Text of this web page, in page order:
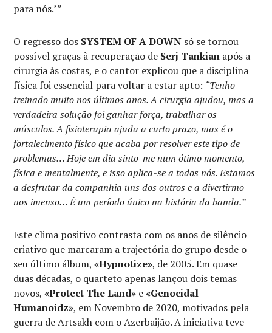
para nós.’”
O regresso dos SYSTEM OF A DOWN só se tornou
possível graças à recuperação de Serj Tankian após a
cirurgia às costas, e o cantor explicou que a disciplina
física foi essencial para voltar a estar apto: “Tenho
treinado muito nos últimos anos. A cirurgia ajudou, mas a
verdadeira solução foi ganhar força, trabalhar os
músculos. A fisioterapia ajuda a curto prazo, mas é o
fortalecimento físico que acaba por resolver este tipo de
problemas… Hoje em dia sinto-me num ótimo momento,
física e mentalmente, e isso aplica-se a todos nós. Estamos
a desfrutar da companhia uns dos outros e a divertirmo-
nos imenso… É um período único na história da banda.”
Este clima positivo contrasta com os anos de silêncio
criativo que marcaram a trajectória do grupo desde o
seu último álbum,«Hypnotize», de 2005. Em quase
duas décadas, o quarteto apenas lançou dois temas
novos,«Protect The Land» e«Genocidal
Humanoidz», em Novembro de 2020, motivados pela
guerra de Artsakh com o Azerbaijão. A iniciativa teve